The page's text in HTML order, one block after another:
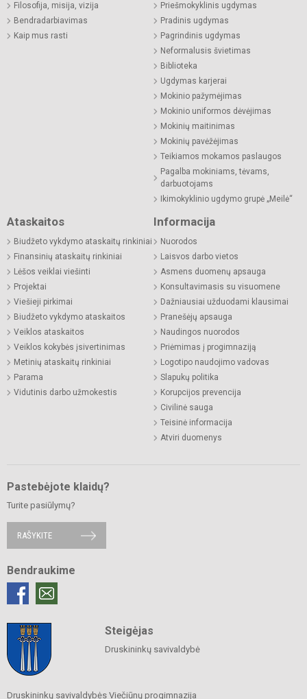
Filosofija, misija, vizija
Bendradarbiavimas
Kaip mus rasti
Priešmokyklinis ugdymas
Pradinis ugdymas
Pagrindinis ugdymas
Neformalusis švietimas
Biblioteka
Ugdymas karjerai
Mokinio pažymėjimas
Mokinio uniformos dėvėjimas
Mokinių maitinimas
Mokinių pavėžėjimas
Teikiamos mokamos paslaugos
Pagalba mokiniams, tėvams,
darbuotojams
Ikimokyklinio ugdymo grupė „Meilė“
Ataskaitos
Biudžeto vykdymo ataskaitų rinkiniai
Finansinių ataskaitų rinkiniai
Lėšos veiklai viešinti
Projektai
Viešieji pirkimai
Biudžeto vykdymo ataskaitos
Veiklos ataskaitos
Veiklos kokybės įsivertinimas
Metinių ataskaitų rinkiniai
Parama
Vidutinis darbo užmokestis
Informacija
Nuorodos
Laisvos darbo vietos
Asmens duomenų apsauga
Konsultavimasis su visuomene
Dažniausiai užduodami klausimai
Pranešėjų apsauga
Naudingos nuorodos
Priėmimas į progimnaziją
Logotipo naudojimo vadovas
Slapukų politika
Korupcijos prevencija
Civilinė sauga
Teisinė informacija
Atviri duomenys
Pastebėjote klaidų?
Turite pasiūlymų?
RAŠYKITE
Bendraukime
Steigėjas
Druskininkų savivaldybė
Druskininkų savivaldybės Viečiūnų progimnazija